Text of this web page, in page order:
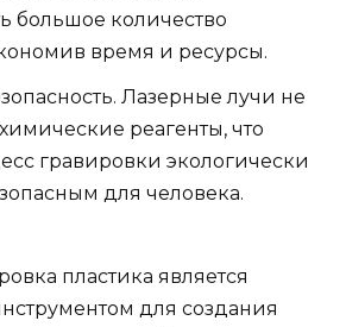
большое количество
время и ресурсы.
Лазерные лучи не
реагенты, что
гравировки экологически
для человека.
пластика является
для создания